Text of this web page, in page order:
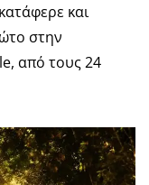
και
στην
από τους 24